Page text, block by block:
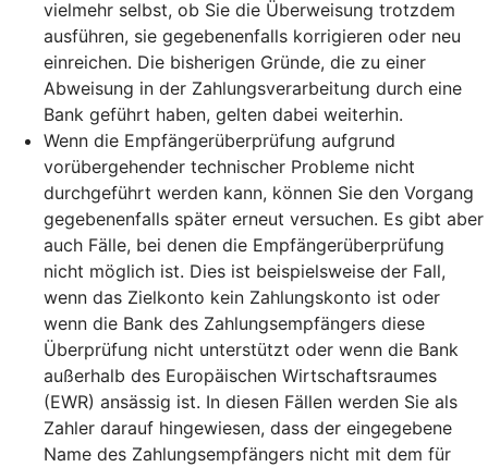
vielmehr selbst, ob Sie die Überweisung trotzdem
ausführen, sie gegebenenfalls korrigieren oder neu
einreichen. Die bisherigen Gründe, die zu einer
Abweisung in der Zahlungsverarbeitung durch eine
Bank geführt haben, gelten dabei weiterhin.
Wenn die Empfängerüberprüfung aufgrund
vorübergehender technischer Probleme nicht
durchgeführt werden kann, können Sie den Vorgang
gegebenenfalls später erneut versuchen. Es gibt aber
auch Fälle, bei denen die Empfängerüberprüfung
nicht möglich ist. Dies ist beispielsweise der Fall,
wenn das Zielkonto kein Zahlungskonto ist oder
wenn die Bank des Zahlungsempfängers diese
Überprüfung nicht unterstützt oder wenn die Bank
außerhalb des Europäischen Wirtschaftsraumes
(EWR) ansässig ist. In diesen Fällen werden Sie als
Zahler darauf hingewiesen, dass der eingegebene
Name des Zahlungsempfängers nicht mit dem für